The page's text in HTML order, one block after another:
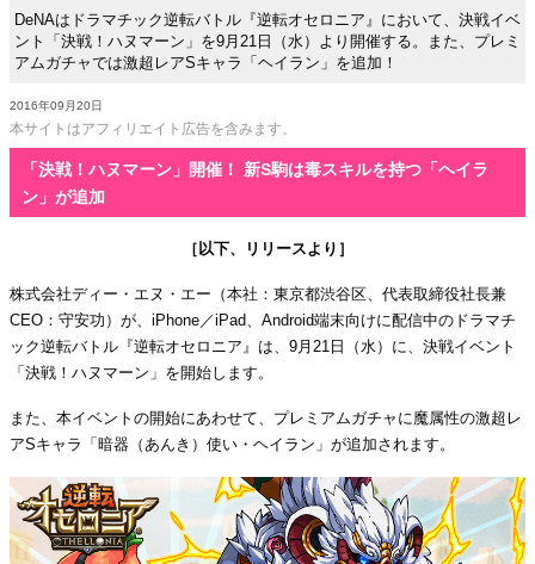
DeNAはドラマチック逆転バトル『逆転オセロニア』において、決戦イベ
ント「決戦！ハヌマーン」を9月21日（水）より開催する。また、プレミ
アムガチャでは激超レアSキャラ「ヘイラン」を追加！
2016年09月20日
本サイトはアフィリエイト広告を含みます。
「決戦！ハヌマーン」開催！ 新S駒は毒スキルを持つ「ヘイラ
ン」が追加
［以下、リリースより］
株式会社ディー・エヌ・エー（本社：東京都渋谷区、代表取締役社長兼
CEO：守安功）が、iPhone／iPad、Android端末向けに配信中のドラマチ
ック逆転バトル『逆転オセロニア』は、9月21日（水）に、決戦イベント
「決戦！ハヌマーン」を開始します。
また、本イベントの開始にあわせて、プレミアムガチャに魔属性の激超レ
アSキャラ「暗器（あんき）使い・ヘイラン」が追加されます。